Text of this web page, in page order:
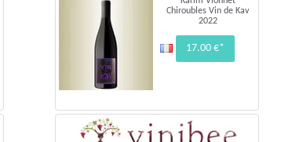
Chiroubles Vin de Kav
2022
17.00 €*